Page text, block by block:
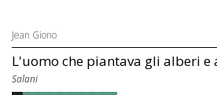
Jean Giono
L'uomo che piantava gli alberi e
Salani